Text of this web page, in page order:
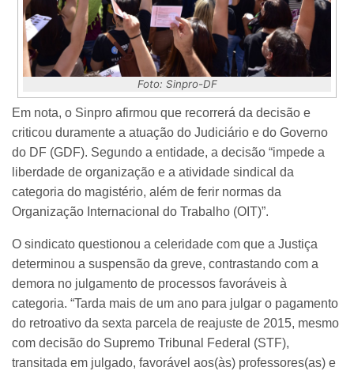
Foto: Sinpro-DF
Em nota, o Sinpro afirmou que recorrerá da decisão e
criticou duramente a atuação do Judiciário e do Governo
do DF (GDF). Segundo a entidade, a decisão “impede a
liberdade de organização e a atividade sindical da
categoria do magistério, além de ferir normas da
Organização Internacional do Trabalho (OIT)”.
O sindicato questionou a celeridade com que a Justiça
determinou a suspensão da greve, contrastando com a
demora no julgamento de processos favoráveis à
categoria. “Tarda mais de um ano para julgar o pagamento
do retroativo da sexta parcela de reajuste de 2015, mesmo
com decisão do Supremo Tribunal Federal (STF),
transitada em julgado, favorável aos(às) professores(as) e